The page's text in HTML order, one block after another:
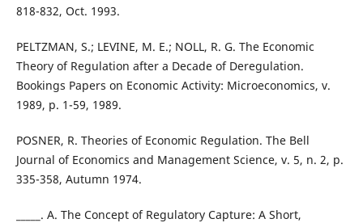
818-832, Oct. 1993.
PELTZMAN, S.; LEVINE, M. E.; NOLL, R. G. The Economic
Theory of Regulation after a Decade of Deregulation.
Bookings Papers on Economic Activity: Microeconomics, v.
1989, p. 1-59, 1989.
POSNER, R. Theories of Economic Regulation. The Bell
Journal of Economics and Management Science, v. 5, n. 2, p.
335-358, Autumn 1974.
_____. A. The Concept of Regulatory Capture: A Short,